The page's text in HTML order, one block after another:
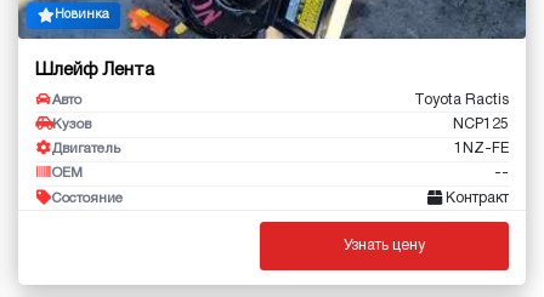
Новинка
Шлейф Лента
Авто Toyota Ractis
Кузов NCP125
Двигатель 1NZ-FE
OEM --
Состояние Контракт
Узнать цену